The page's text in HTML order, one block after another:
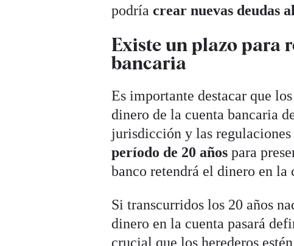
podríacrear nuevas deudas
Existe un plazo para
bancaria
Es importante destacar que
dinero de la cuenta bancaria
jurisdicción y las regulaciones
período de 20 años para
banco retendrá el dinero en la
Si transcurridos los 20 años
dinero en la cuenta pasará
crucial que los herederos